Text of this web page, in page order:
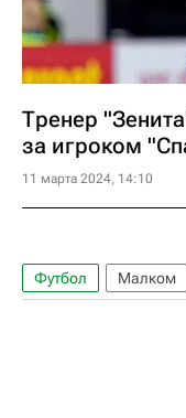
Тренер
за игроком
11 марта 2024, 14:10
Футбол Малком